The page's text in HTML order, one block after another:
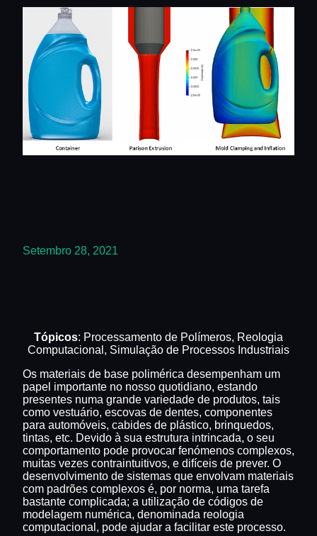
Setembro 28, 2021
Tópicos: Processamento de Polímeros, Reologia
Computacional, Simulação de Processos Industriais
Os materiais de base polimérica desempenham um
papel importante no nosso quotidiano, estando
presentes numa grande variedade de produtos, tais
como vestuário, escovas de dentes, componentes
para automóveis, cabides de plástico, brinquedos,
tintas, etc. Devido à sua estrutura intrincada, o seu
comportamento pode provocar fenómenos complexos,
muitas vezes contraintuitivos, e difíceis de prever. O
desenvolvimento de sistemas que envolvam materiais
com padrões complexos é, por norma, uma tarefa
bastante complicada; a utilização de códigos de
modelagem numérica, denominada reologia
computacional, pode ajudar a facilitar este processo.